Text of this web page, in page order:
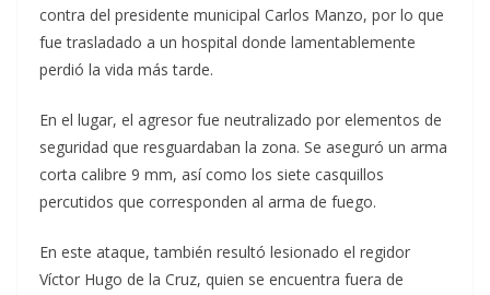
contra del presidente municipal Carlos Manzo, por lo que
fue trasladado a un hospital donde lamentablemente
perdió la vida más tarde.
En el lugar, el agresor fue neutralizado por elementos de
seguridad que resguardaban la zona. Se aseguró un arma
corta calibre 9 mm, así como los siete casquillos
percutidos que corresponden al arma de fuego.
En este ataque, también resultó lesionado el regidor
Víctor Hugo de la Cruz, quien se encuentra fuera de